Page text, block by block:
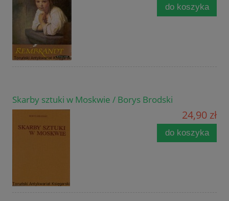
do koszyka
Skarby sztuki w Moskwie / Borys Brodski
24,90 zł
do koszyka